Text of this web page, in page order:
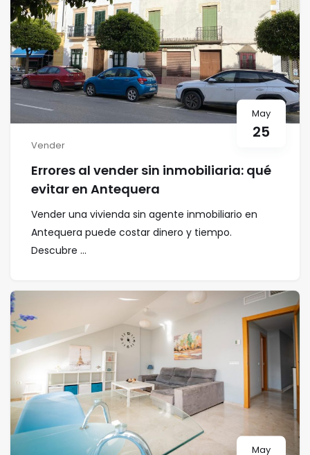
May
25
Vender
Errores al vender sin inmobiliaria: qué
evitar en Antequera
Vender una vivienda sin agente inmobiliario en
Antequera puede costar dinero y tiempo.
Descubre ...
May